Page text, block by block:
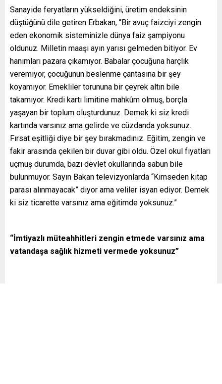
Sanayide feryatların yükseldiğini, üretim endeksinin
düştüğünü dile getiren Erbakan, “Bir avuç faizciyi zengin
eden ekonomik sisteminizle dünya faiz şampiyonu
oldunuz. Milletin maaşı ayın yarısı gelmeden bitiyor. Ev
hanımları pazara çıkamıyor. Babalar çocuğuna harçlık
veremiyor, çocuğunun beslenme çantasına bir şey
koyamıyor. Emekliler torununa bir çeyrek altın bile
takamıyor. Kredi kartı limitine mahkûm olmuş, borçla
yaşayan bir toplum oluşturdunuz. Demek ki siz kredi
kartında varsınız ama gelirde ve cüzdanda yoksunuz.
Fırsat eşitliği diye bir şey bırakmadınız. Eğitim, zengin ve
fakir arasında çekilen bir duvar gibi oldu. Özel okul fiyatları
uçmuş durumda, bazı devlet okullarında sabun bile
bulunmuyor. Sayın Bakan televizyonlarda “Kimseden kitap
parası alınmayacak” diyor ama veliler isyan ediyor. Demek
ki siz ticarette varsınız ama eğitimde yoksunuz.”
“İmtiyazlı müteahhitleri zengin etmede varsınız ama
vatandaşa sağlık hizmeti vermede yoksunuz”